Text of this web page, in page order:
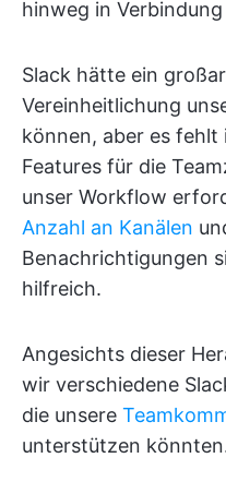
hinweg in
Slack hätte ein
Vereinheitlichung
können, aber es
Features für die
unser Workflow
Anzahl an Kanälen
Benachrichtigungen
hilfreich.
Angesichts dieser
wir verschiedene
die unsere
unterstützen